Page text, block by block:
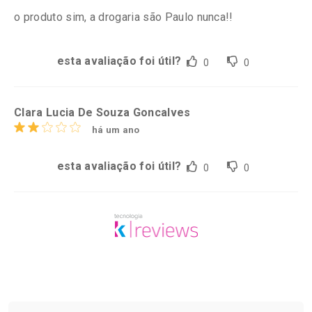
o produto sim, a drogaria são Paulo nunca!!
esta avaliação foi útil? 0 0
Clara Lucia De Souza Goncalves
há um ano
esta avaliação foi útil? 0 0